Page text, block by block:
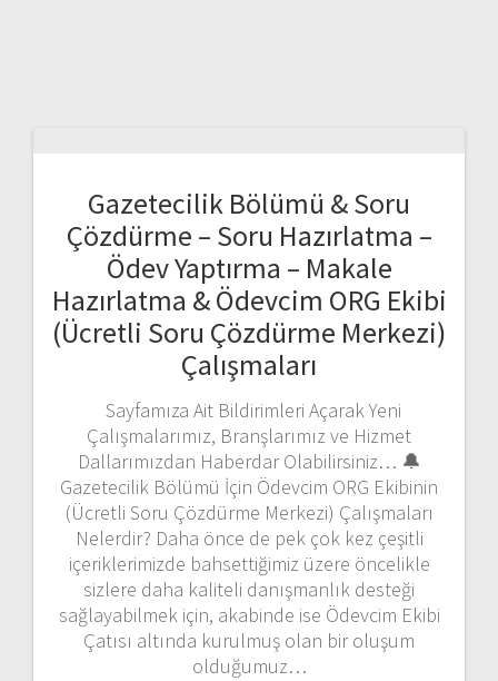
Gazetecilik Bölümü & Soru
Çözdürme – Soru Hazırlatma –
Ödev Yaptırma – Makale
Hazırlatma & Ödevcim ORG Ekibi
(Ücretli Soru Çözdürme Merkezi)
Çalışmaları
Sayfamıza Ait Bildirimleri Açarak Yeni
Çalışmalarımız, Branşlarımız ve Hizmet
Dallarımızdan Haberdar Olabilirsiniz… 🔔
Gazetecilik Bölümü İçin Ödevcim ORG Ekibinin
(Ücretli Soru Çözdürme Merkezi) Çalışmaları
Nelerdir? Daha önce de pek çok kez çeşitli
içeriklerimizde bahsettiğimiz üzere öncelikle
sizlere daha kaliteli danışmanlık desteği
sağlayabilmek için, akabinde ise Ödevcim Ekibi
Çatısı altında kurulmuş olan bir oluşum
olduğumuz…